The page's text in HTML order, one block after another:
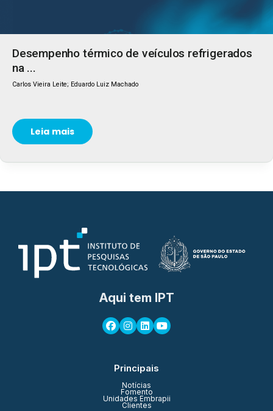
Desempenho térmico de veículos refrigerados
na ...
Carlos Vieira Leite; Eduardo Luiz Machado
Leia mais
Aqui tem IPT
Principais
Notícias
Fomento
Unidades Embrapii
Clientes